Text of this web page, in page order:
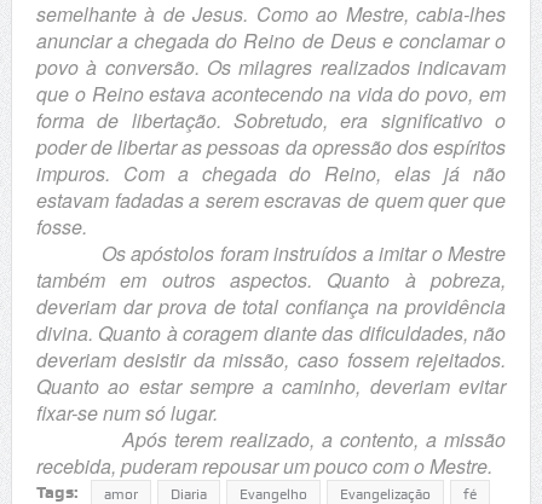
semelhante à de Jesus. Como ao Mestre, cabia-lhes
anunciar a chegada do Reino de Deus e conclamar o
povo à conversão. Os milagres realizados indicavam
que o Reino estava acontecendo na vida do povo, em
forma de libertação. Sobretudo, era significativo o
poder de libertar as pessoas da opressão dos espíritos
impuros. Com a chegada do Reino, elas já não
estavam fadadas a serem escravas de quem quer que
fosse.
Os apóstolos foram instruídos a imitar o Mestre
também em outros aspectos. Quanto à pobreza,
deveriam dar prova de total confiança na providência
divina. Quanto à coragem diante das dificuldades, não
deveriam desistir da missão, caso fossem rejeitados.
Quanto ao estar sempre a caminho, deveriam evitar
fixar-se num só lugar.
Após terem realizado, a contento, a missão
recebida, puderam repousar um pouco com o Mestre.
Tags: amor Diaria Evangelho Evangelização fé